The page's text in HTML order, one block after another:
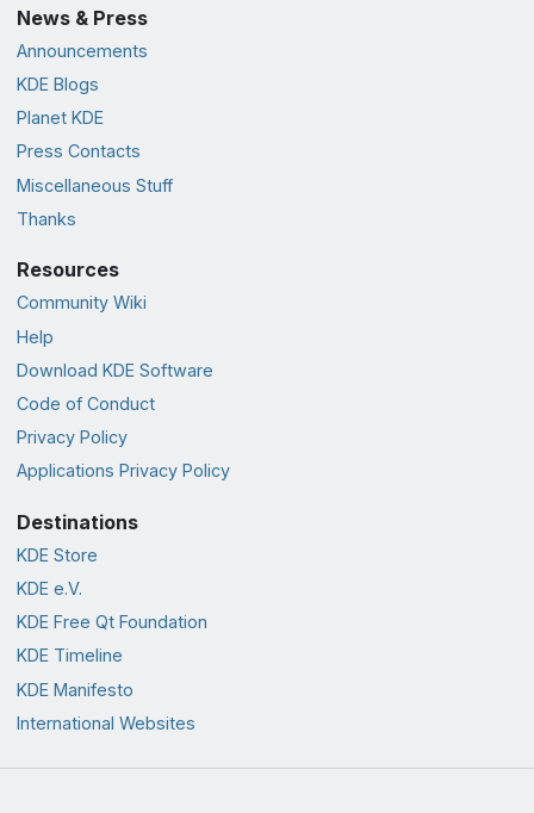
News & Press
Announcements
KDE Blogs
Planet KDE
Press Contacts
Miscellaneous Stuff
Thanks
Resources
Community Wiki
Help
Download KDE Software
Code of Conduct
Privacy Policy
Applications Privacy Policy
Destinations
KDE Store
KDE e.V.
KDE Free Qt Foundation
KDE Timeline
KDE Manifesto
International Websites